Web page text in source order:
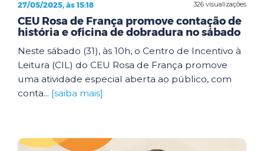
326 visualizações
27/05/2025, às 15:18
CEU Rosa de França promove contação de
história e oficina de dobradura no sábado
Neste sábado (31), às 10h, o Centro de Incentivo à
Leitura (CIL) do CEU Rosa de França promove
uma atividade especial aberta ao público, com
conta... [saiba mais]